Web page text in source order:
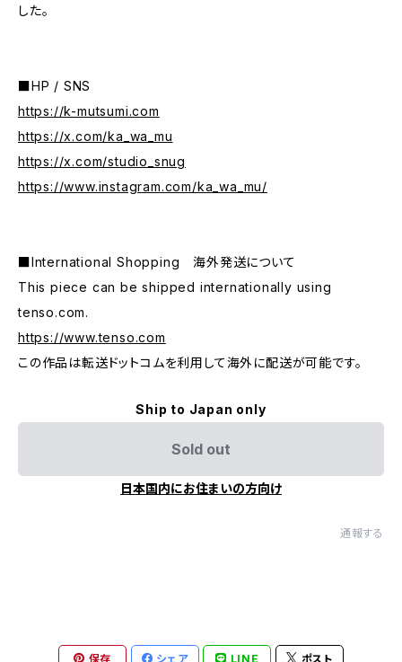
した。
■HP / SNS
https://k-mutsumi.com
https://x.com/ka_wa_mu
https://x.com/studio_snug
https://www.instagram.com/ka_wa_mu/
■International Shopping 海外発送について
This piece can be shipped internationally using
tenso.com.
https://www.tenso.com
この作品は転送ドットコムを利用して海外に配送が可能です。
Ship to Japan only
Sold out
日本国内にお住まいの方向け
通報する
保存 シェア LINE ポスト